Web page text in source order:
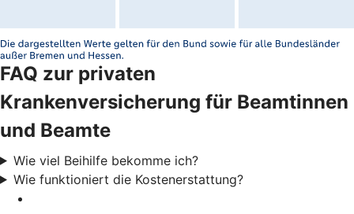
FAQ zur privaten
Krankenversicherung für Beamtinnen
und Beamte
Wie viel Beihilfe bekomme ich?
Wie funktioniert die Kostenerstattung?